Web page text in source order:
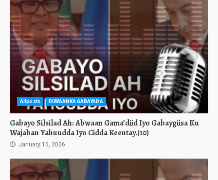
Allposts DIIWAANKA GABAYADA
Gabayo Silsilad Ah: Abwaan Gama’diid Iyo Gabaygiisa Ku
Wajahan Yahuudda Iyo Cidda Keentay.(10)
January 15, 2026